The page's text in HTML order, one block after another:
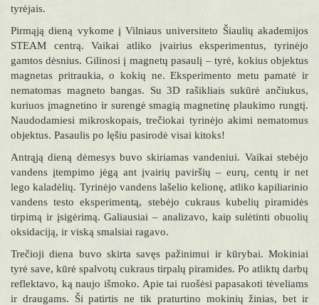
tyrėjais.
Pirmąją dieną vykome į Vilniaus universiteto Šiaulių akademijos
STEAM centrą. Vaikai atliko įvairius eksperimentus, tyrinėjo
gamtos dėsnius. Gilinosi į magnetų pasaulį – tyrė, kokius objektus
magnetas pritraukia, o kokių ne. Eksperimento metu pamatė ir
nematomas magneto bangas. Su 3D rašikliais sukūrė ančiukus,
kuriuos įmagnetino ir surengė smagią magnetinę plaukimo rungtį.
Naudodamiesi mikroskopais, trečiokai tyrinėjo akimi nematomus
objektus. Pasaulis po lęšiu pasirodė visai kitoks!
Antrąją dieną dėmesys buvo skiriamas vandeniui. Vaikai stebėjo
vandens įtempimo jėgą ant įvairių paviršių – eurų, centų ir net
lego kaladėlių. Tyrinėjo vandens lašelio kelionę, atliko kapiliarinio
vandens testo eksperimentą, stebėjo cukraus kubelių piramidės
tirpimą ir įsigėrimą. Galiausiai – analizavo, kaip sulėtinti obuolių
oksidaciją, ir viską smalsiai ragavo.
Trečioji diena buvo skirta savęs pažinimui ir kūrybai. Mokiniai
tyrė save, kūrė spalvotų cukraus tirpalų piramides. Po atliktų darbų
reflektavo, ką naujo išmoko. Apie tai ruošėsi papasakoti tėveliams
ir draugams. Ši patirtis ne tik praturtino mokinių žinias, bet ir